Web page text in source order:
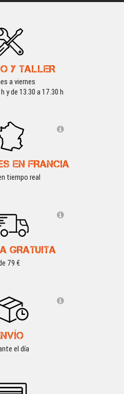
Y TALLER
a viernes
y de 13.30 a 17.30 h
EN FRANCIA
tiempo real
GRATUITA
79 €
el día